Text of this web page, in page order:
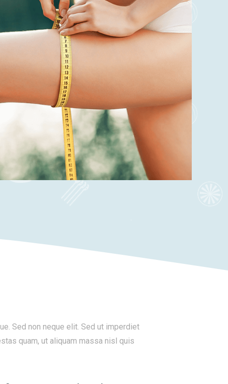
Sed non neque elit. Sed ut imperdiet
quam, ut aliquam massa nisl quis